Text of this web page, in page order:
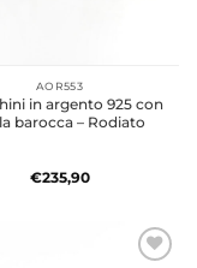
AOR553
in argento 925 con
barocca – Rodiato
€235,90